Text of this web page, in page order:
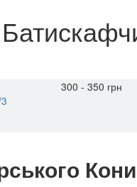
300 - 350 грн